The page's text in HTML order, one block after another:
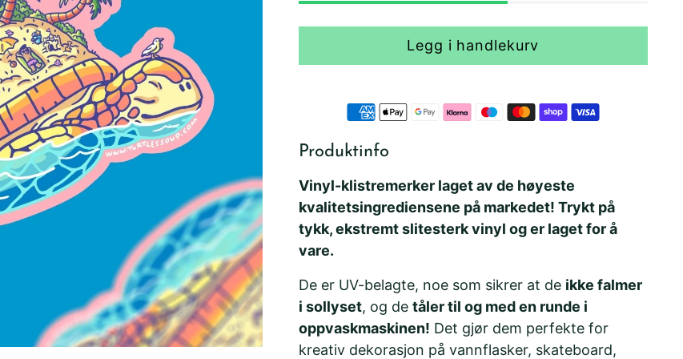
Legg i handlekurv
Produktinfo
Vinyl-klistremerker laget av de høyeste
kvalitetsingrediensene på markedet! Trykt på
tykk, ekstremt slitesterk vinyl og er laget for å
vare.
De er UV-belagte, noe som sikrer at de ikke falmer
i sollyset, og de tåler til og med en runde i
oppvaskmaskinen! Det gjør dem perfekte for
kreativ dekorasjon på vannflasker, skateboard,